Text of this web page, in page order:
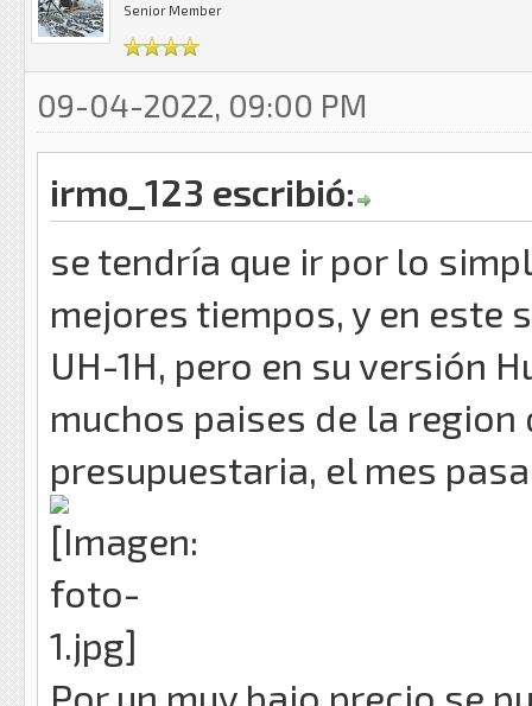
Senior Member
09-04-2022, 09:00 PM
irmo_123 escribió:
se tendría que ir por lo
mejores tiempos, y en este
UH-1H, pero en su versión
muchos paises de la
presupuestaria, el mes
Por un muy bajo precio se